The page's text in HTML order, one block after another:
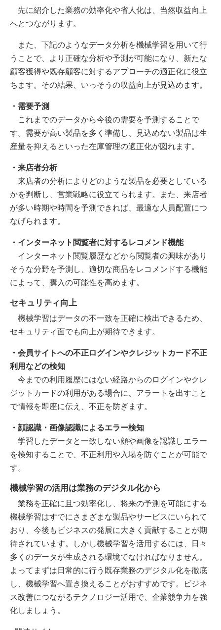
先に紹介した業務の効率化や省人化は、当然収益向上
へとつながります。
また、下記のようなデータ分析を機械学習を用いて行
うことで、より正確な分析や予測が可能になり、新たな
顧客獲得や既存顧客に対するアプローチの適正化に役立
ちます。その結果、いっそうの収益向上が見込めます。
・需要予測
これまでのデータから今後の需要を予測することで
す。需要が高い製品を多く準備し、見込めない製品は生
産量を抑えるといった在庫管理の適正化が図れます。
・来店者分析
来店者の分析によりどのような製品を必要としている
かを判断し、営業戦略に役立てられます。また、来店者
が多い時期や時間を予測できれば、最適な人員配置につ
なげられます。
・インターネット閲覧者に対するレコメンド機能
インターネット閲覧履歴などから閲覧者の興味があり
そうな分野を予測し、適切な商品をレコメンドする機能
によって、購入の可能性を高めます。
セキュリティ向上
機械学習はデータの不一致を正確に検出できるため、
セキュリティ面でも向上が期待できます。
・会員サイトへの不正ログインやクレジットカード不正
利用などの検知
今までの利用履歴にはない経路からのログインやクレ
ジットカードの利用がある場合に、アラートを出すこと
で情報を即座に伝え、不正を防ぎます。
・顔認識・画像認識によるエラー検知
学習したデータと一致しない顔や画像を認識しエラー
を検知することで、不正利用や入場を防ぐことが可能で
す。
機械学習の活用は業務のデジタル化から
業務を正確に且つ効率化し、将来の予測を可能にする
機械学習はすでにさまざまな製品やサービスにいられて
おり、今後もビジネスの発展に大きく貢献することが期
待されています。しかし機械学習を活用するには、日々
多くのデータが生成される環境でなければなりません。
よってまずは日常的に行う既存業務のデジタル化を徹底
し、機械学習へ置き換えることがおすすめです。ビジネ
ス改善につながるテクノロジー活用で、企業競争力を強
化しましょう。